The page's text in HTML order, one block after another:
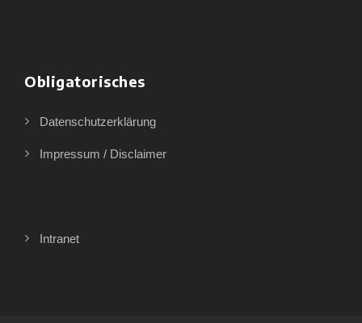
Obligatorisches
Datenschutzerklärung
Impressum / Disclaimer
Intranet